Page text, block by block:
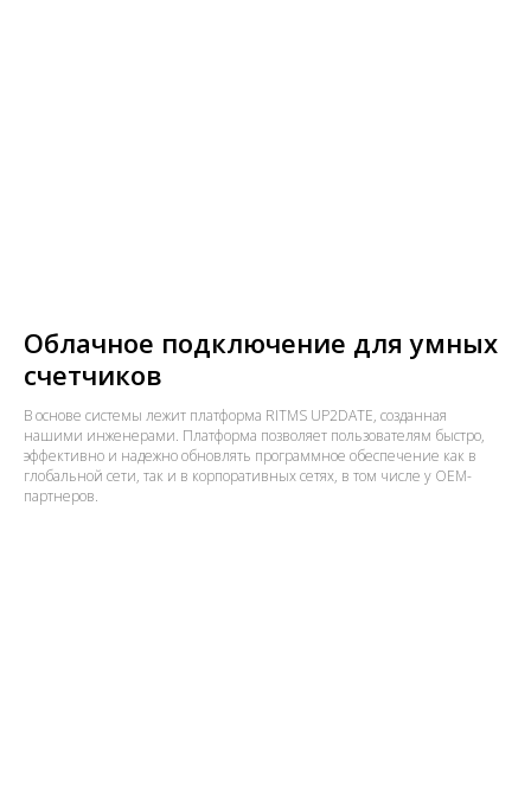
Облачное подключение для умных
счетчиков
В основе системы лежит платформа RITMS UP2DATE, созданная
нашими инженерами. Платформа позволяет пользователям быстро,
эффективно и надежно обновлять программное обеспечение как в
глобальной сети, так и в корпоративных сетях, в том числе у OEM-
партнеров.